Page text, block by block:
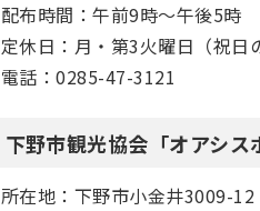
配布時間：午前9時～午後5時
定休日：月・第3火曜日（祝日
電話：0285-47-3121
下野市観光協会「オアシス
所在地：下野市小金井3009-12